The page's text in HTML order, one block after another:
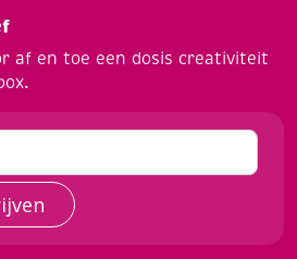
af en toe een dosis creativiteit